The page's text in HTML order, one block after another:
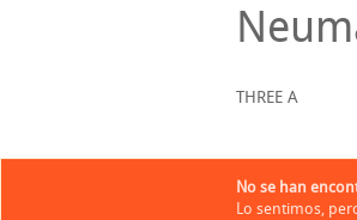
THREE A
No se han
Lo sentimos,